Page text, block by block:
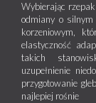
Wybierając
odmiany o silnym
korzeniowym,
elastyczność
takich
uzupełnienie
przygotowanie
najlepiej rośnie